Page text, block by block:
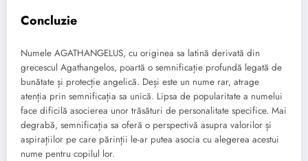
Concluzie
Numele AGATHANGELUS, cu originea sa latină derivată din
grecescul Agathangelos, poartă o semnificație profundă legată de
bunătate și protecție angelică. Deși este un nume rar, atrage
atenția prin semnificația sa unică. Lipsa de popularitate a numelui
face dificilă asocierea unor trăsături de personalitate specifice. Mai
degrabă, semnificația sa oferă o perspectivă asupra valorilor și
aspirațiilor pe care părinții le-ar putea asocia cu alegerea acestui
nume pentru copilul lor.